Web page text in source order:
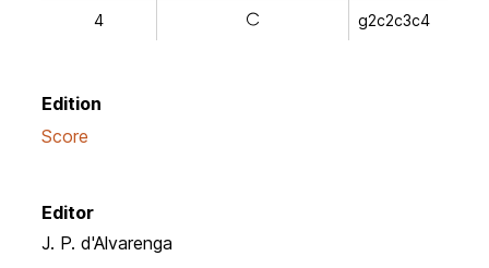
4 a g2c2c3c4
Edition
Score
Editor
J. P. d'Alvarenga